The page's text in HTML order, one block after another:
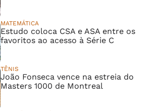
MATEMÁTICA
Estudo coloca CSA e ASA entre os
favoritos ao acesso à Série C
TÊNIS
João Fonseca vence na estreia do
Masters 1000 de Montreal